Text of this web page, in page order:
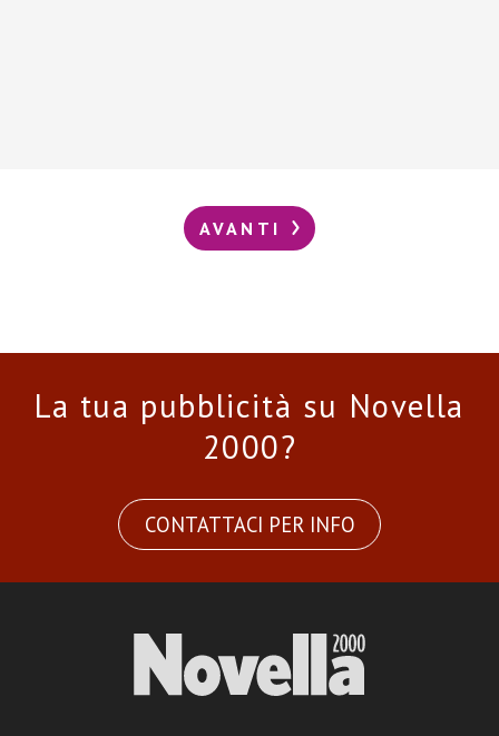
AVANTI
La tua pubblicità su Novella
2000?
CONTATTACI PER INFO